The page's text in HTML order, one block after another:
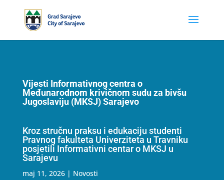
Vijesti Informativnog centra o
Međunarodnom krivičnom sudu za bivšu
Jugoslaviju (MKSJ) Sarajevo
Kroz stručnu praksu i edukaciju studenti
Pravnog fakulteta Univerziteta u Travniku
posjetili Informativni centar o MKSJ u
Sarajevu
maj 11, 2026| Novosti